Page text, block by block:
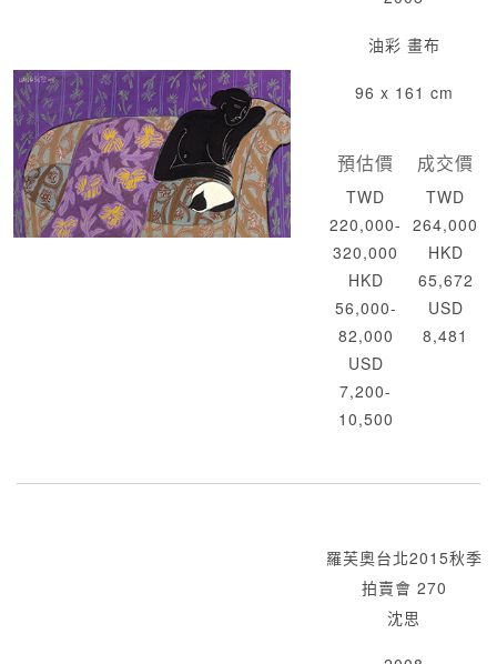
油彩 畫布
96 x 161 cm
預估價
TWD
220,000-
320,000
HKD
56,000-
82,000
USD
7,200-
10,500
成交價
TWD
264,000
HKD
65,672
USD
8,481
羅芙奧台北2015秋季
拍賣會 270
沈思